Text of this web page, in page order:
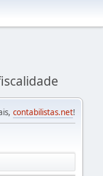
contabilistas.net!